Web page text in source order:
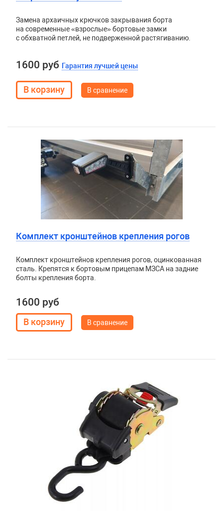
Замена архаичных крючков закрывания борта
на современные «взрослые» бортовые замки
с обхватной петлей, не подверженной растягиванию.
1600 руб Гарантия лучшей цены
В сравнение
Комплект кронштейнов крепления рогов
Комплект кронштейнов крепления рогов, оцинкованная
сталь. Крепятся к бортовым прицепам МЗСА на задние
болты крепления борта.
1600 руб
В сравнение